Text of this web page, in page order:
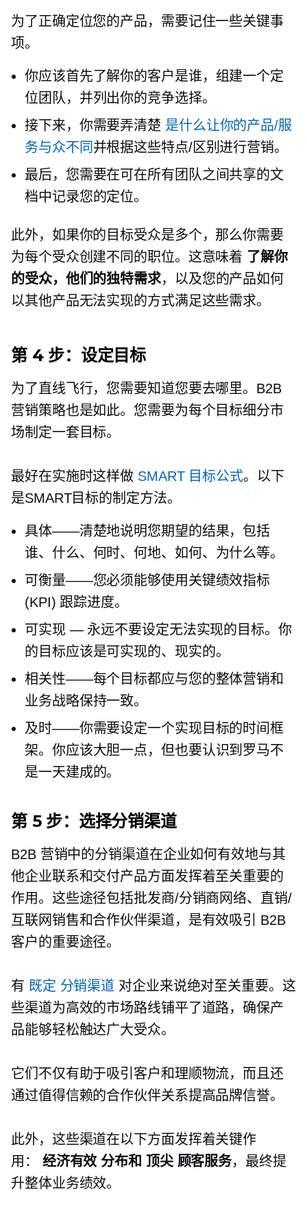
为了正确定位您的产品，需要记住一些关键事
项。
你应该首先了解你的客户是谁，组建一个定
位团队，并列出你的竞争选择。
接下来，你需要弄清楚 是什么让你的产品/服
务与众不同 并根据这些特点/区别进行营销。
最后，您需要在可在所有团队之间共享的文
档中记录您的定位。
此外，如果你的目标受众是多个，那么你需要
为每个受众创建不同的职位。这意味着 了解你
的受众，他们的独特需求，以及您的产品如何
以其他产品无法实现的方式满足这些需求。
第 4 步：设定目标
为了直线飞行，您需要知道您要去哪里。B2B
营销策略也是如此。您需要为每个目标细分市
场制定一套目标。
最好在实施时这样做 SMART 目标公式。以下
是SMART目标的制定方法。
具体——清楚地说明您期望的结果，包括
谁、什么、何时、何地、如何、为什么等。
可衡量——您必须能够使用关键绩效指标
(KPI) 跟踪进度。
可实现 — 永远不要设定无法实现的目标。你
的目标应该是可实现的、现实的。
相关性——每个目标都应与您的整体营销和
业务战略保持一致。
及时——你需要设定一个实现目标的时间框
架。你应该大胆一点，但也要认识到罗马不
是一天建成的。
第 5 步：选择分销渠道
B2B 营销中的分销渠道在企业如何有效地与其
他企业联系和交付产品方面发挥着至关重要的
作用。这些途径包括批发商/分销商网络、直销/
互联网销售和合作伙伴渠道，是有效吸引 B2B
客户的重要途径。
有 既定 分销渠道 对企业来说绝对至关重要。这
些渠道为高效的市场路线铺平了道路，确保产
品能够轻松触达广大受众。
它们不仅有助于吸引客户和理顺物流，而且还
通过值得信赖的合作伙伴关系提高品牌信誉。
此外，这些渠道在以下方面发挥着关键作
用： 经济有效 分布和 顶尖顾客服务，最终提
升整体业务绩效。